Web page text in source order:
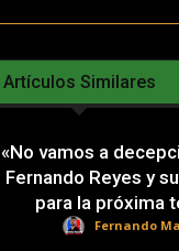
Artículos Similares
«No vamos a
Fernando Reyes y
para la próxima
Fernando